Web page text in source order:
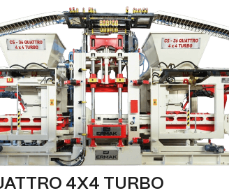
4X4 TURBO